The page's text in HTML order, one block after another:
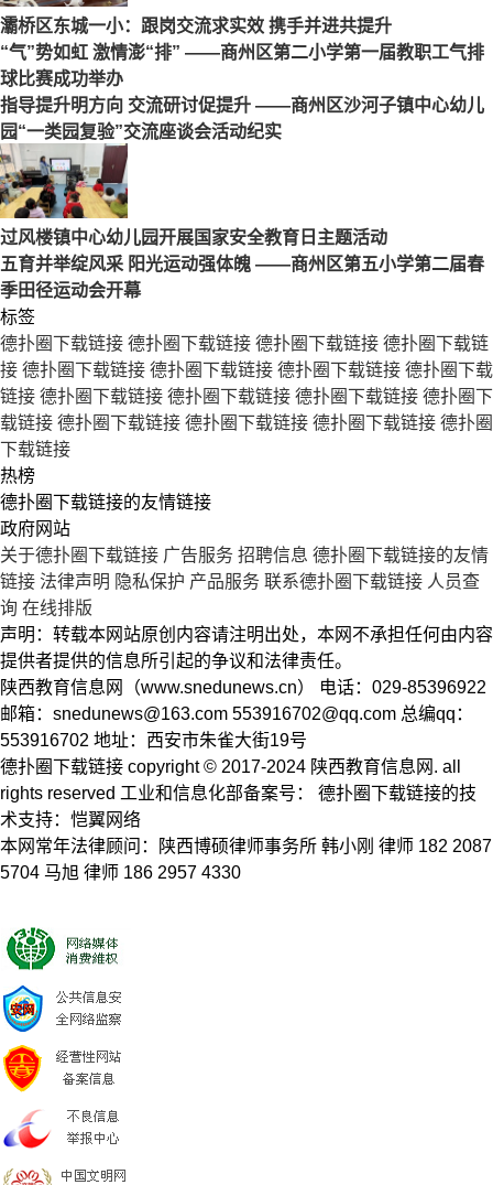
灞桥区东城一小：跟岗交流求实效 携手并进共提升
“气”势如虹 激情澎“排” ——商州区第二小学第一届教职工气排
球比赛成功举办
指导提升明方向 交流研讨促提升 ——商州区沙河子镇中心幼儿
园“一类园复验”交流座谈会活动纪实
过风楼镇中心幼儿园开展国家安全教育日主题活动
五育并举绽风采 阳光运动强体魄 ——商州区第五小学第二届春
季田径运动会开幕
标签
德扑圈下载链接 德扑圈下载链接 德扑圈下载链接 德扑圈下载链
接 德扑圈下载链接 德扑圈下载链接 德扑圈下载链接 德扑圈下载
链接 德扑圈下载链接 德扑圈下载链接 德扑圈下载链接 德扑圈下
载链接 德扑圈下载链接 德扑圈下载链接 德扑圈下载链接 德扑圈
下载链接
热榜
德扑圈下载链接的友情链接
政府网站
关于德扑圈下载链接 广告服务 招聘信息 德扑圈下载链接的友情
链接 法律声明 隐私保护 产品服务 联系德扑圈下载链接 人员查
询 在线排版
声明：转载本网站原创内容请注明出处，本网不承担任何由内容
提供者提供的信息所引起的争议和法律责任。
陕西教育信息网（www.snedunews.cn） 电话：029-85396922
邮箱： snedunews@163.com 553916702@qq.com 总编qq：
553916702 地址：西安市朱雀大街19号
德扑圈下载链接 copyright © 2017-2024 陕西教育信息网. all
rights reserved 工业和信息化部备案号： 德扑圈下载链接的技
术支持：恺翼网络
本网常年法律顾问：陕西博硕律师事务所 韩小刚 律师 182 2087
5704 马旭 律师 186 2957 4330